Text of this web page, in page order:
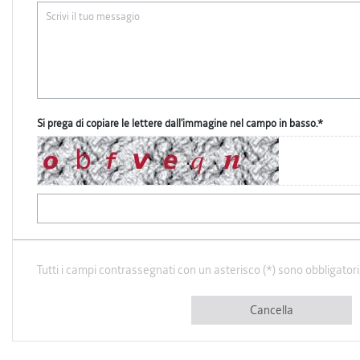
Si prega di copiare le lettere dall'immagine nel campo in basso.*
Tutti i campi contrassegnati con un asterisco (*) sono
Cancella